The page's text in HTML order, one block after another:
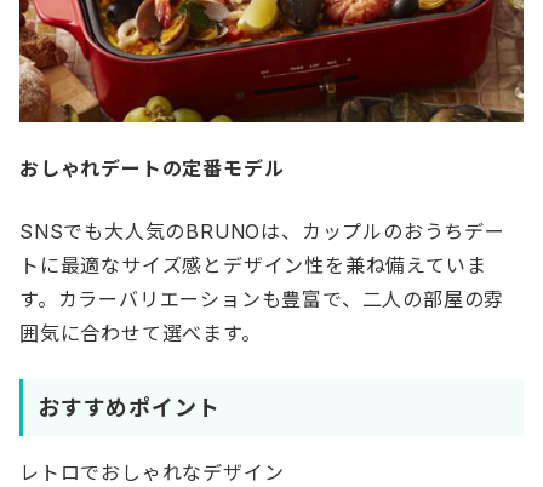
おしゃれデートの定番モデル
SNSでも大人気のBRUNOは、カップルのおうちデー
トに最適なサイズ感とデザイン性を兼ね備えていま
す。カラーバリエーションも豊富で、二人の部屋の雰
囲気に合わせて選べます。
おすすめポイント
レトロでおしゃれなデザイン